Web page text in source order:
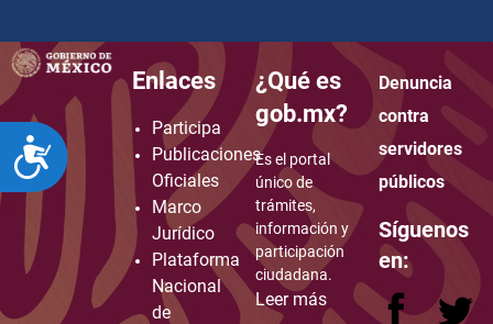
ACCESIBILIDAD
how to embed google map in website
Enlaces
Participa
Publicaciones
Oficiales
Marco
Jurídico
Plataforma
Nacional
de
¿Qué es
gob.mx?
Es el portal
único de
trámites,
información y
participación
ciudadana.
Leer más
Denuncia
contra
servidores
públicos
Síguenos
en: